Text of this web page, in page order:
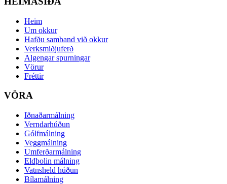
Heim
Um okkur
Hafðu samband við okkur
Verksmiðjuferð
Algengar spurningar
Vörur
Fréttir
VÖRA
Iðnaðarmálning
Verndarhúðun
Gólfmálning
Veggmálning
Umferðarmálning
Eldþolin málning
Vatnsheld húðun
Bílamálning